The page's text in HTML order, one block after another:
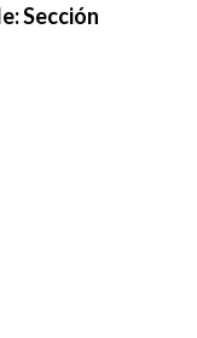
Sección